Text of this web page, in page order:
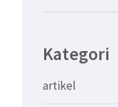
Kategori
artikel